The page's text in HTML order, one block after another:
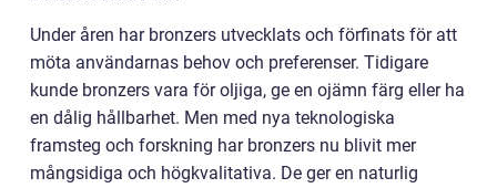
Under åren har bronzers utvecklats och förfinats för att
möta användarnas behov och preferenser. Tidigare
kunde bronzers vara för oljiga, ge en ojämn färg eller ha
en dålig hållbarhet. Men med nya teknologiska
framsteg och forskning har bronzers nu blivit mer
mångsidiga och högkvalitativa. De ger en naturlig